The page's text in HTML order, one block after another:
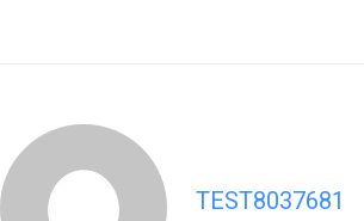
TEST8037681